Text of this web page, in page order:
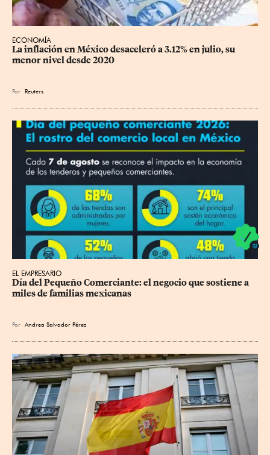
ECONOMÍA
La inflación en México desaceleró a 3.12% en julio, su
menor nivel desde 2020
Por Reuters
EL EMPRESARIO
Día del Pequeño Comerciante: el negocio que sostiene a
miles de familias mexicanas
Por Andrea Salvador Pérez